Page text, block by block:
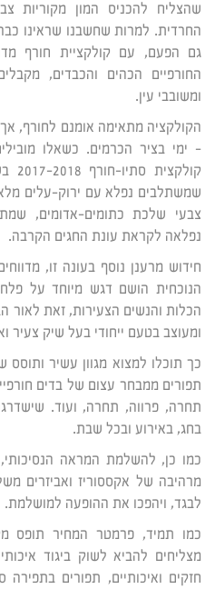
שהצליח להכניס המון מקוריות
החרדית. למרות שחשבנו שראינו
גם הפעם, עם קולקציית חורף
החורפיים הכהים והכבדים,
ומשובבי עין.
הקולקציה מתאימה אומנם לחורף,
– ימי בציר הכרמים. כשאלו
שמשתלבים נפלא עם ירוק-עלים
צבעי שלכת כתומים-אדומים,
נפלאה לקראת עונת החגים הקרבה.
חידוש מרענן נוסף בעונה זו,
הנוכחית הושם דגש מיוחד על
הכלות והנשים הצעירות, זאת לאור
ומעוצב בטעם ייחודי בעל שיק צעיר
כך תוכלו למצוא מגוון עשיר ותוסס
תפורים ממבחר עצום של בדים
תחרה, פרווה, תחרה, ועוד.
בחג, באירוע ובכל שבת.
כמו כן, להשלמת המראה הנסיכותי,
מרהיבה של אקססוריז ואביזרים
לבגד, ויהפכו את ההופעה למושלמת.
כמו תמיד, פרמטר המחיר תופס
מצליחים להביא לשוק ביגוד
חזקים ואיכותיים, תפורים בתפירה